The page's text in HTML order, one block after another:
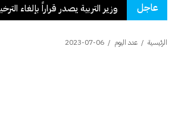
عاجل وزير التربية يصدر قراراً بإلغاء
الرئيسية / عدد اليوم /
2023-07-06